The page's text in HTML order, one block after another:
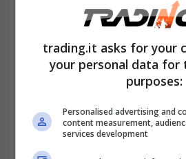
trading.it asks for your
your personal data for
purposes:
Personalised advertising and
content measurement,
services development